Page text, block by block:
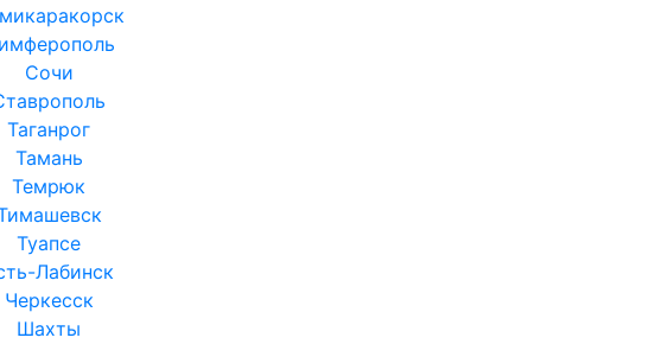
Сочи
Таганрог
Тамань
Темрюк
Туапсе
Лабинск
Черкесск
Шахты